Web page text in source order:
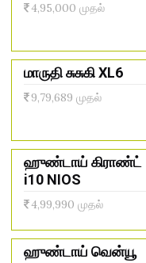
4,95,000 முதல்
மாருதி சுசுகி XL6
9,79,689 முதல்
ஹுண்டாய் கிராண்ட்
i10 NIOS
4,99,990 முதல்
ஹுண்டாய் வென்யூ